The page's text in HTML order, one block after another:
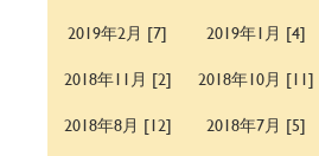
2019年2月 [7]
2019年1月 [4]
2018年11月 [2]
2018年10月 [11]
2018年8月 [12]
2018年7月 [5]